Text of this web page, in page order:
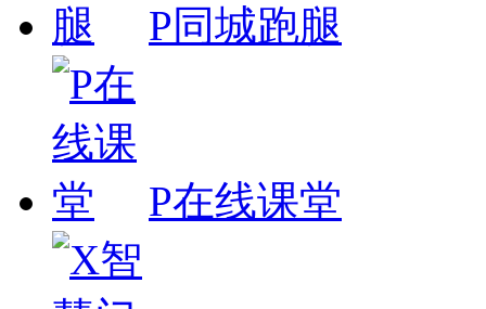
P同城跑腿
P在线课堂